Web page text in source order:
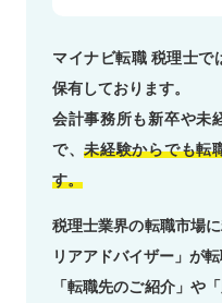
マイナビ転職 税理士で
保有しております。
会計事務所も新卒や未
で、未経験からでも転
す。
税理士業界の転職市場
リアアドバイザー」が
「転職先のご紹介」や